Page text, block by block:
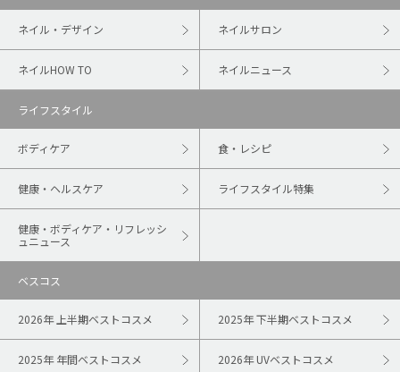
ネイル・デザイン ネイルサロン
ネイルHOW TO ネイルニュース
ライフスタイル
ボディケア 食・レシピ
健康・ヘルスケア ライフスタイル特集
健康・ボディケア・リフレッシ
ュニュース
ベスコス
2026年 上半期ベストコスメ 2025年 下半期ベストコスメ
2025年 年間ベストコスメ 2026年 UVベストコスメ